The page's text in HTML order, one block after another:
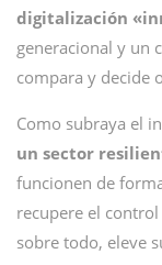
digitalización
generacional y un
compara y decide
Como subraya el
un sector
funcionen de
recupere el
sobre todo, eleve